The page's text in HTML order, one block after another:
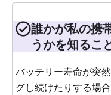
誰かが私の携
うかを知るこ
バッテリー寿命が突
グし続けたりする場